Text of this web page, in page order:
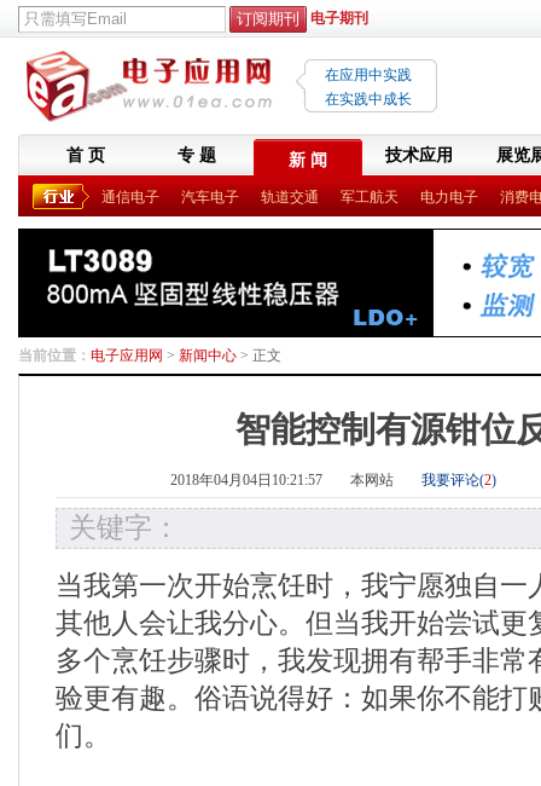
电子期刊
在应用中实践
在实践中成长
首 页 专 题 新 闻 技术应用 展览
通信电子 汽车电子 轨道交通 军工航天 电力电子 消费
当前位置： 电子应用网 > 新闻中心 > 正文
智能控制有源钳位
2018年04月04日10:21:57 本网站 我要评论(2)
关键字：
当我第一次开始烹饪时，我宁愿独自一
其他人会让我分心。但当我开始尝试更
多个烹饪步骤时，我发现拥有帮手非常
验更有趣。俗语说得好：如果你不能打
们。